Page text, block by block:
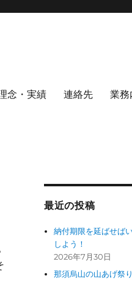
念・実績 連絡先 業務
最近の投稿
納付期限を延ばせば
しよう！
2026年7月30日
那須烏山の山あげ祭